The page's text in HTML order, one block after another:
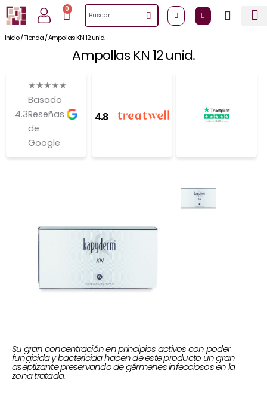
al
contenido
0
CartSearch
Inicio/Tienda/Ampollas KN 12 unid.
Ampollas KN 12 unid.
4.3
★★★★★
Basado
Reseñas
de
Google
4.8
Su gran concentración en principios activos con poder
fungicida y bactericida hacen de este producto un gran
aseptizante preservando de gérmenes infecciosos en la
zona tratada.